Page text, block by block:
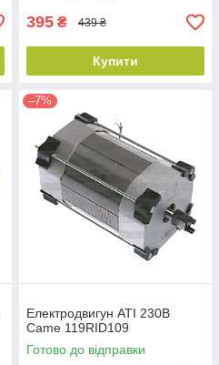
395 ₴ 439 ₴
Купити
–7%
Електродвигун ATI 230В
Came 119RID109
Готово до відправки